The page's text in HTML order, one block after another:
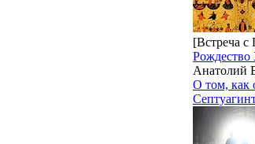
[Встреча с
Рождество
Анатолий
О том, как